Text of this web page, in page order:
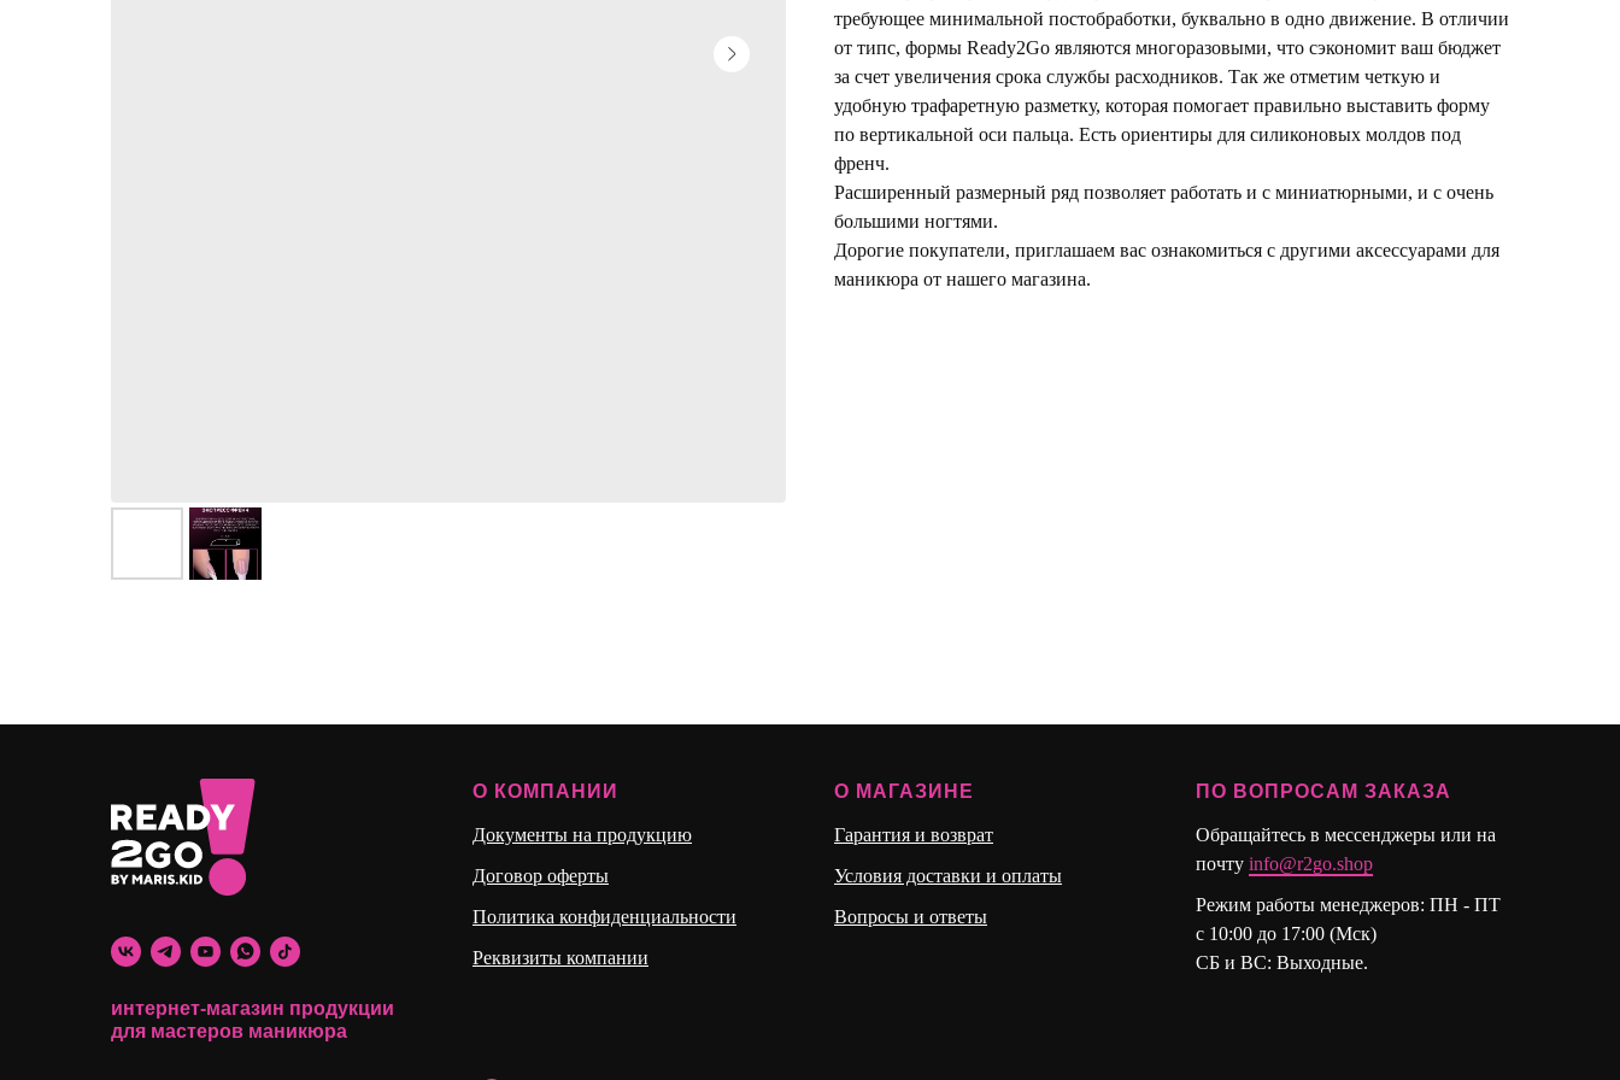
требующее минимальной постобработки, буквально в одно движение. В отличии
от типс, формы Ready2Go являются многоразовыми, что сэкономит ваш бюджет
за счет увеличения срока службы расходников. Так же отметим четкую и
удобную трафаретную разметку, которая помогает правильно выставить форму
по вертикальной оси пальца. Есть ориентиры для силиконовых молдов под
френч.
Расширенный размерный ряд позволяет работать и с миниатюрными, и с очень
большими ногтями.
Дорогие покупатели, приглашаем вас ознакомиться с другими аксессуарами для
маникюра от нашего магазина.
интернет-магазин продукции
для мастеров маникюра
О КОМПАНИИ
Документы на продукцию
Договор оферты
Политика конфиденциальности
Реквизиты компании
О МАГАЗИНЕ
Гарантия и возврат
Условия доставки и оплаты
Вопросы и ответы
ПО ВОПРОСАМ ЗАКАЗА
Обращайтесь в мессенджеры или на
почту info@r2go.shop
Режим работы менеджеров: ПН - ПТ
с 10:00 до 17:00 (Мск)
СБ и ВС: Выходные.